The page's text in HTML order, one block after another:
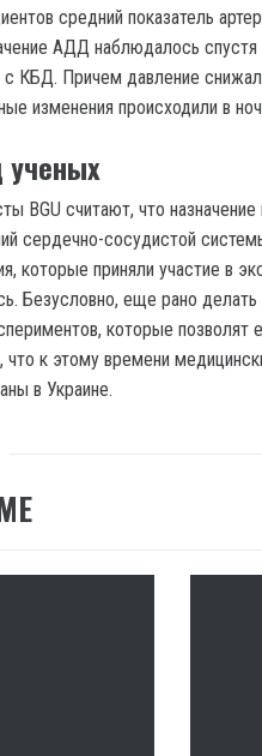
средний показатель
АДД наблюдалось
с КБД. Причем давление
изменения происходили в
BGU считают, что
сердечно-сосудистой
которые приняли участие в
Безусловно, еще рано
которые позволят
к этому времени
в Украине.